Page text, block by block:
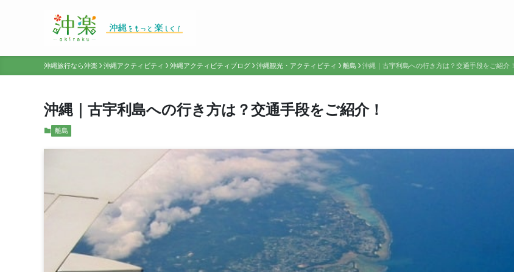
沖縄旅行なら沖楽 沖縄アクティビティ 沖縄アクティビティブログ 沖縄観光・アクティビティ 離島 沖縄｜古宇利島への行き方は？交通手段をご紹介！
沖縄｜古宇利島への行き方は？交通手段をご紹介！
離島